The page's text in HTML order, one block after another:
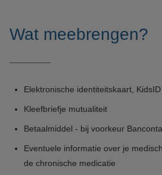
Wat meebrengen?
Elektronische identiteitskaart,
Kleefbriefje mutualiteit
Betaalmiddel - bij voorkeur
Eventuele informatie over je
de chronische medicatie